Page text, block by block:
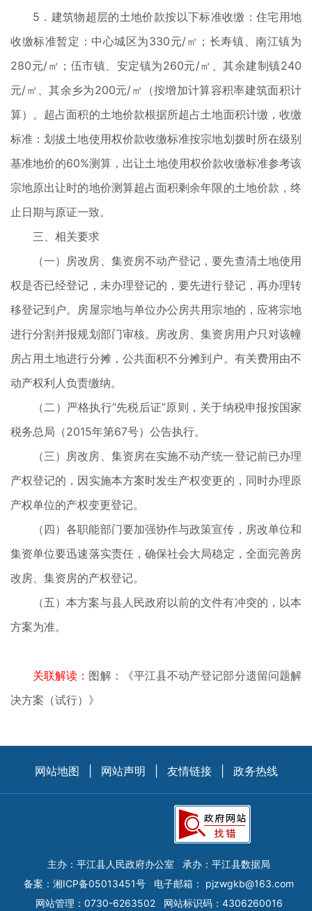
5．建筑物超层的土地价款按以下标准收缴：住宅用地
收缴标准暂定：中心城区为330元/㎡；长寿镇、南江镇为
280元/㎡；伍市镇、安定镇为260元/㎡、其余建制镇240
元/㎡、其余乡为200元/㎡（按增加计算容积率建筑面积计
算）。超占面积的土地价款根据所超占土地面积计缴，收缴
标准：划拔土地使用权价款收缴标准按宗地划拨时所在级别
基准地价的60%测算，出让土地使用权价款收缴标准参考该
宗地原出让时的地价测算超占面积剩余年限的土地价款，终
止日期与原证一致。
三、相关要求
（一）房改房、集资房不动产登记，要先查清土地使用
权是否已经登记，未办理登记的，要先进行登记，再办理转
移登记到户。房屋宗地与单位办公房共用宗地的，应将宗地
进行分割并报规划部门审核。房改房、集资房用户只对该幢
房占用土地进行分摊，公共面积不分摊到户。有关费用由不
动产权利人负责缴纳。
（二）严格执行“先税后证”原则，关于纳税申报按国家
税务总局（2015年第67号）公告执行。
（三）房改房、集资房在实施不动产统一登记前已办理
产权登记的，因实施本方案时发生产权变更的，同时办理原
产权单位的产权变更登记。
（四）各职能部门要加强协作与政策宣传，房改单位和
集资单位要迅速落实责任，确保社会大局稳定，全面完善房
改房、集资房的产权登记。
（五）本方案与县人民政府以前的文件有冲突的，以本
方案为准。
关联解读： 图解：《平江县不动产登记部分遗留问题解
决方案（试行）》
网站地图 网站声明 友情链接 政务热线
主办：平江县人民政府办公室
承办：平江县数据局
备案： 湘ICP备05013451号 电子邮箱： pjzwgkb@163.com
网站管理：0730-6263502
网站标识码：4306260016